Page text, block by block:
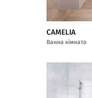
CAMELIA
Ванна кімната